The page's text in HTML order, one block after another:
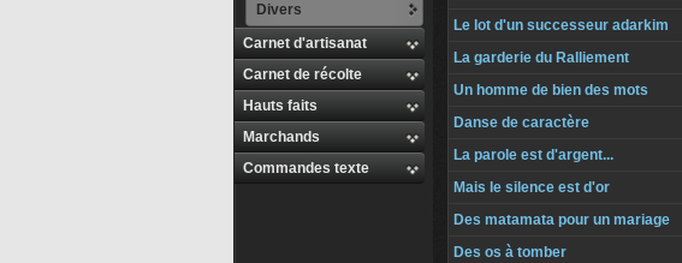
Divers
Carnet d'artisanat
Carnet de récolte
Hauts faits
Marchands
Commandes texte
Le lot d'un successeur adarkim
La garderie du Ralliement
Un homme de bien des mots
Danse de caractère
La parole est d'argent...
Mais le silence est d'or
Des matamata pour un mariage
Des os à tomber